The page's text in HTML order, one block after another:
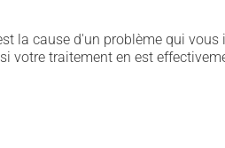
la cause d'un problème qui
traitement en est